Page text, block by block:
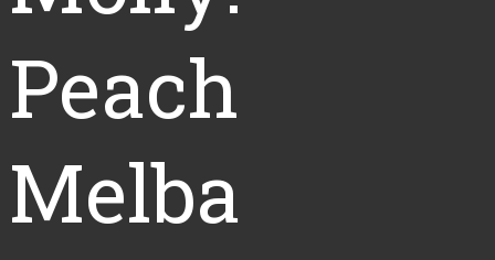
Peach
Melba